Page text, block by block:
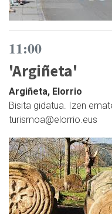
11:00
'Argiñeta'
Argiñeta, Elorrio
Bisita gidatua. Izen
turismoa@elorrio.eus